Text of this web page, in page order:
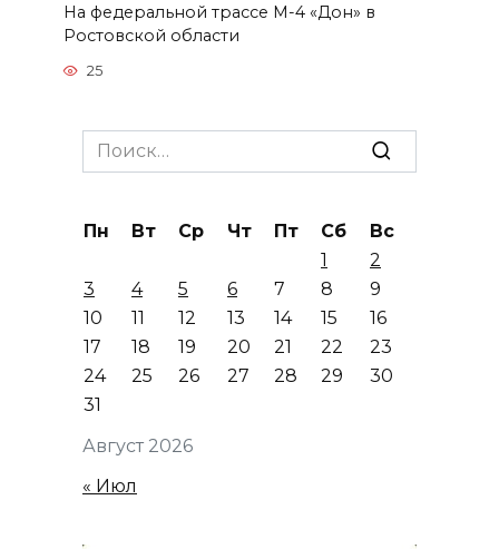
На федеральной трассе М-4 «Дон» в
Ростовской области
25
Search
for:
Август 2026
Пн Вт Ср Чт Пт Сб
Вс
1
2
3
4 5 6 7 8
9
10
11 12 13 14 15
16
17
18 19 20 21 22
23
24
25 26 27 28 29
30
31
« Июл